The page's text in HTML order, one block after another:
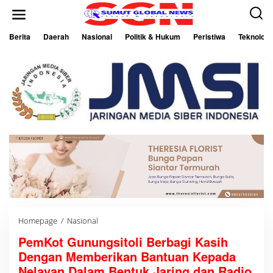
Berita Daerah Nasional Politik & Hukum Peristiwa Teknologi
Homepage / Nasional
m
K
o
PemKot Gunungsitoli Berbagi Kasih
Dengan Memberikan Bantuan Kepada